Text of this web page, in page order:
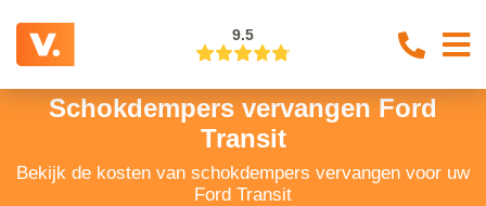
9.5
Schokdempers vervangen Ford
Transit
Bekijk de kosten van schokdempers vervangen voor uw
Ford Transit